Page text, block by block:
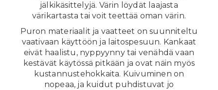
jälkikäsittelyjä. Värin löydät laajasta
värikartasta tai voit teettää oman värin.
Puron materiaalit ja vaatteet on suunniteltu
vaativaan käyttöön ja laitospesuun. Kankaat
eivät haalistu, nyppyynny tai venähdä vaan
kestävät käytössä pitkään ja ovat näin myös
kustannustehokkaita. Kuivuminen on
nopeaa, ja kuidut puhdistuvat jo